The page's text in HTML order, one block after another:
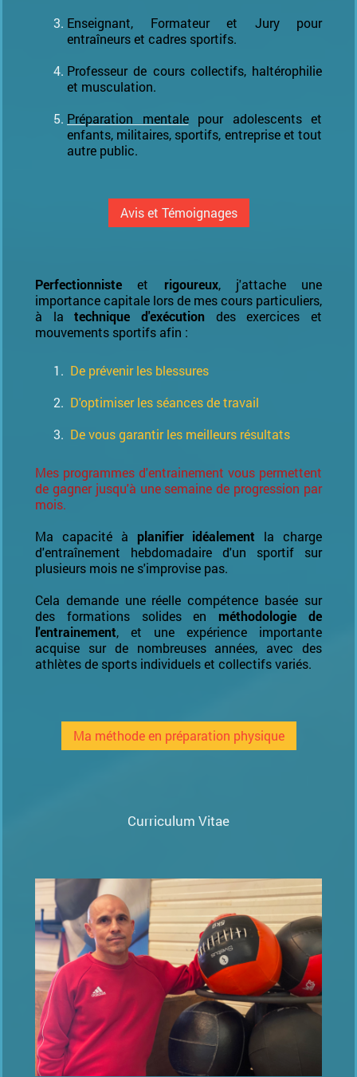
Enseignant, Formateur et Jury pour
entraîneurs et cadres sportifs.
Professeur de cours collectifs, haltérophilie
et musculation.
Préparation mentale pour adolescents et
enfants, militaires, sportifs, entreprise et tout
autre public.
Avis et Témoignages
Perfectionniste et rigoureux, j'attache une
importance capitale lors de mes cours particuliers,
à latechnique d'exécution des exercices et
mouvements sportifs afin :
De prévenir les blessures
D'optimiser les séances de travail
De vous garantir les meilleurs résultats
Mes programmes d'entrainement vous permettent
de gagner jusqu'à une semaine de progression par
mois.
Ma capacité à planifier idéalement la charge
d'entraînement hebdomadaire d'un sportif sur
plusieurs mois ne s'improvise pas.
Cela demande une réelle compétence basée sur
des formations solides en méthodologie de
l'entrainement, et une expérience importante
acquise sur de nombreuses années, avec des
athlètes de sports individuels et collectifs variés.
Ma méthode en préparation physique
Curriculum Vitae